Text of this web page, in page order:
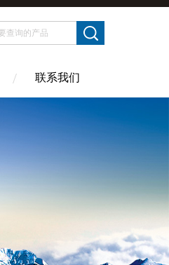
联系我们